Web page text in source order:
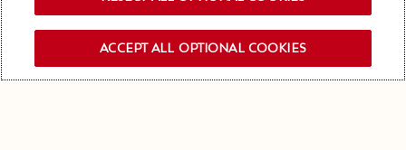
OUR NEWSLETTER
ACCEPT ALL OPTIONAL COOKIES